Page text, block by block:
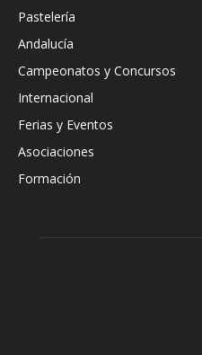
Pastelería
Andalucía
Campeonatos y Concursos
Internacional
Ferias y Eventos
Asociaciones
Formación